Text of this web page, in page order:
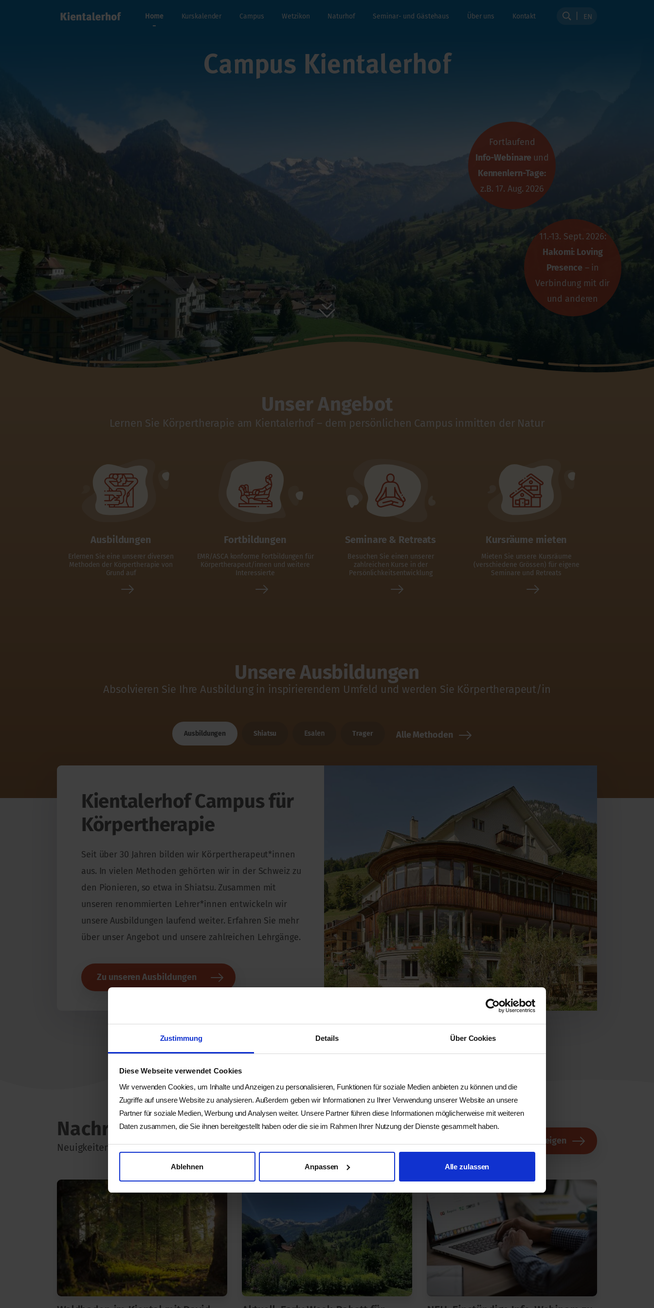
Zustimmung Details Über Cookies
Diese Webseite verwendet Cookies
Wir verwenden Cookies, um Inhalte und Anzeigen zu personalisieren, Funktionen für soziale Medien anbieten zu können und die
Zugriffe auf unsere Website zu analysieren. Außerdem geben wir Informationen zu Ihrer Verwendung unserer Website an unsere
Partner für soziale Medien, Werbung und Analysen weiter. Unsere Partner führen diese Informationen möglicherweise mit weiteren
Daten zusammen, die Sie ihnen bereitgestellt haben oder die sie im Rahmen Ihrer Nutzung der Dienste gesammelt haben.
Ablehnen Anpassen Alle zulassen
Home Kurskalender Campus Wetzikon Naturhof Seminar- und Gästehaus Über uns Kontakt EN
Campus Kientalerhof
Fortlaufend
Info-Webinare und
Kennenlern-Tage:
z.B. 17. Aug. 2026
11.-13. Sept. 2026:
Hakomi: Loving
Presence – in
Verbindung mit dir
und anderen
Unser Angebot
Lernen Sie Körpertherapie am Kientalerhof – dem persönlichen Campus inmitten der Natur
Ausbildungen
Erlernen Sie eine unserer diversen
Methoden der Körpertherapie von
Grund auf
Fortbildungen
EMR/ASCA konforme Fortbildungen für
Körpertherapeut/innen und weitere
Interessierte
Seminare & Retreats
Besuchen Sie einen unserer
zahlreichen Kurse in der
Persönlichkeitsentwicklung
Kursräume mieten
Mieten Sie unsere Kursräume
(verschiedene Grössen) für eigene
Seminare und Retreats
Unsere Ausbildungen
Absolvieren Sie Ihre Ausbildung in inspirierendem Umfeld und werden Sie Körpertherapeut/in
Ausbildungen Shiatsu Esalen Trager Alle Methoden
Kientalerhof Campus für
Körpertherapie
Seit über 30 Jahren bilden wir Körpertherapeut*innen
aus. In vielen Methoden gehörten wir in der Schweiz zu
den Pionieren, so etwa in Shiatsu. Zusammen mit
unseren renommierten Lehrer*innen entwickeln wir
unsere Ausbildungen laufend weiter. Erfahren Sie mehr
über unser Angebot und unsere zahlreichen Lehrgänge.
Zu unseren Ausbildungen
Nachricht
Neuigkeiten zu unseren Angeboten, unserem Campus und unseren weiteren Standorten
Alle anzeigen